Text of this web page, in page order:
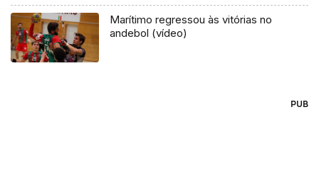
Marítimo regressou às vitórias no
andebol (vídeo)
PUB